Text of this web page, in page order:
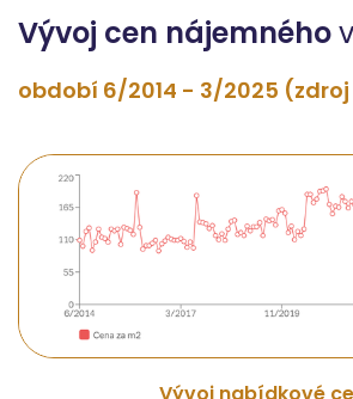
Vývoj cen nájemného
období 6/2014 - 3/2025